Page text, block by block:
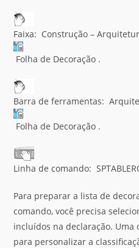
Faixa: Construção –
Folha de Decoração .
Barra de ferramentas:
Folha de Decoração .
Linha de comando:
Para preparar a lista de
comando, você precisa
incluídos na declaração. Uma
para personalizar a